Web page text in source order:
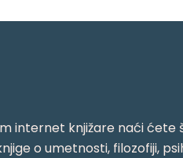
internet knjižare naći
o umetnosti, filozofiji,